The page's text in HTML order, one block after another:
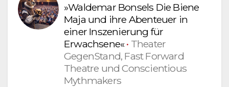
»Waldemar Bonsels Die Biene
Maja und ihre Abenteuer in
einer Inszenierung für
Erwachsene«• Theater
GegenStand, Fast Forward
Theatre und Conscientious
Mythmakers